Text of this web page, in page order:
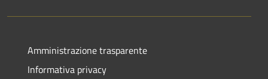
Amministrazione trasparente
Informativa privacy